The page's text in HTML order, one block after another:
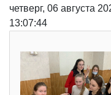
четверг, 06 августа
13:07:45